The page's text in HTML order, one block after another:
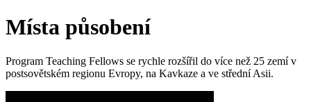
Místa působení
Program Teaching Fellows se rychle rozšířil do více než 25 zemí v
postsovětském regionu Evropy, na Kavkaze a ve střední Asii.